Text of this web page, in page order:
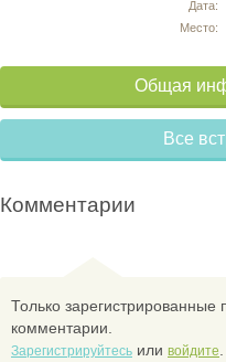
Дата:
Место:
Общая
Все
Комментарии
Только зарегистрированные
комментарии.
Зарегистрируйтесь или войдите